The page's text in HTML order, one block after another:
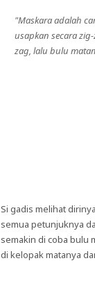
"Maskara adalah
usapkan secara
zag, lalu bulu
Si gadis melihat
semua petunjuknya
semakin di coba bulu
di kelopak matanya